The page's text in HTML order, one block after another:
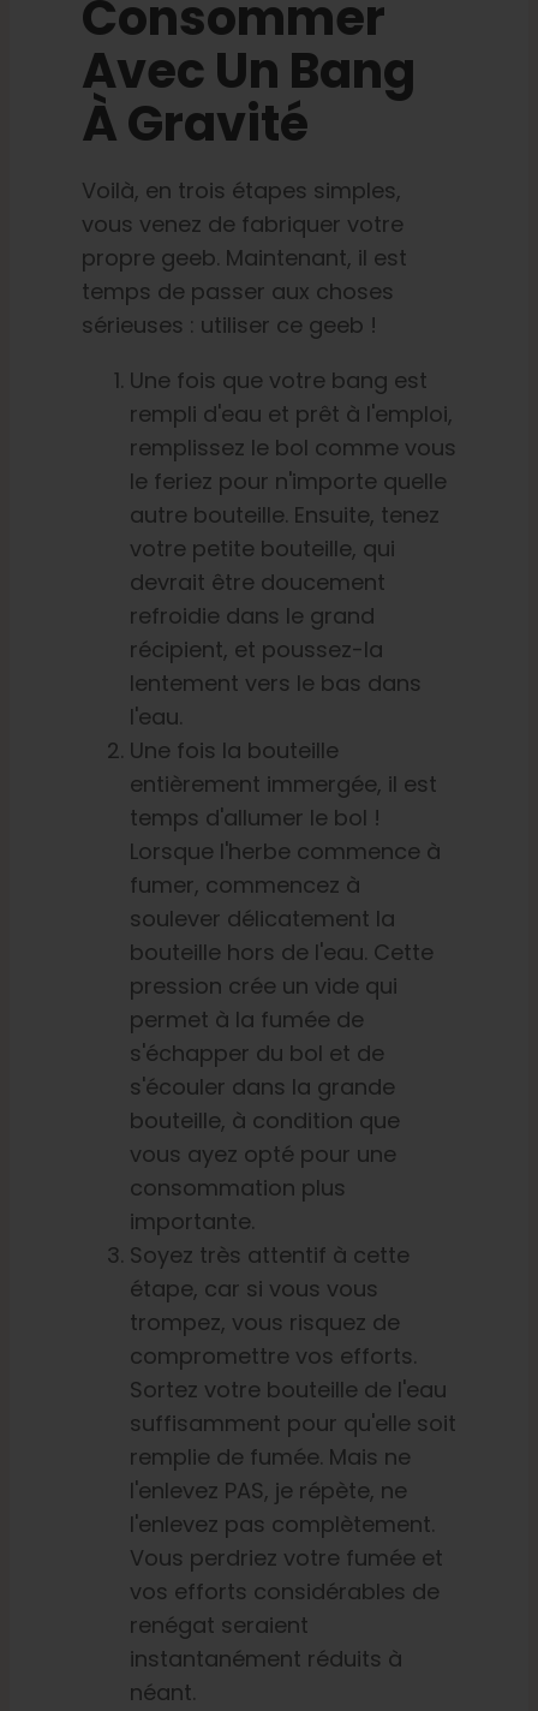
Consommer
Avec Un Bang
À Gravité
Voilà, en trois étapes simples,
vous venez de fabriquer votre
propre geeb. Maintenant, il est
temps de passer aux choses
sérieuses : utiliser ce geeb !
Une fois que votre bang est
rempli d'eau et prêt à l'emploi,
remplissez le bol comme vous
le feriez pour n'importe quelle
autre bouteille. Ensuite, tenez
votre petite bouteille, qui
devrait être doucement
refroidie dans le grand
récipient, et poussez-la
lentement vers le bas dans
l'eau.
Une fois la bouteille
entièrement immergée, il est
temps d'allumer le bol !
Lorsque l'herbe commence à
fumer, commencez à
soulever délicatement la
bouteille hors de l'eau. Cette
pression crée un vide qui
permet à la fumée de
s'échapper du bol et de
s'écouler dans la grande
bouteille, à condition que
vous ayez opté pour une
consommation plus
importante.
Soyez très attentif à cette
étape, car si vous vous
trompez, vous risquez de
compromettre vos efforts.
Sortez votre bouteille de l'eau
suffisamment pour qu'elle soit
remplie de fumée. Mais ne
l'enlevez PAS, je répète, ne
l'enlevez pas complètement.
Vous perdriez votre fumée et
vos efforts considérables de
renégat seraient
instantanément réduits à
néant.